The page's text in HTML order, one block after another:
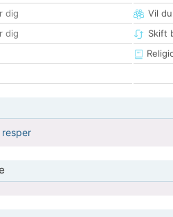
dig
dig
Vil
Skift
resper